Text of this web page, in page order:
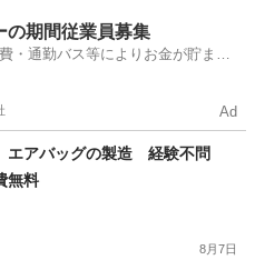
の期間従業員募集
・通勤バス等によりお金が貯まり
Ad
エアバッグの製造 経験不問
無料
8月7日